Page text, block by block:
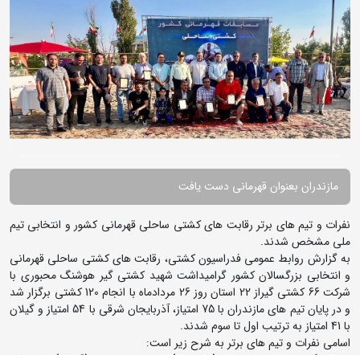
مازندران بعنوان قهرمانی دست یافت
نفرات و تیم های برتر رقابت های کشتی ساحلی قهرمانی کشور و انتخابی تیم
ملی مشخص شدند.
به گزارش روابط عمومی فدراسیون کشتی، رقابت های کشتی ساحلی قهرمانی
و انتخابی بزرگسالان کشور گرامیداشت شهید کشتی گیر هوشنگ محبوری با
شرکت 66 کشتی گیراز 22 استان روز 26 مردادماه با انجام 120 کشتی برگزار شد
و در پایان تیم های مازندران با 75 امتیاز، آذربایجان شرقی با 54 امتیاز و گیلان
با 41 امتیاز به ترتیب اول تا سوم شدند.
اسامی نفرات و تیم های برتر به شرح زیر است: